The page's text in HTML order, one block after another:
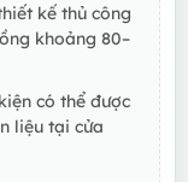
kế thủ công
khoảng 80–
có thể được
liệu tại cửa